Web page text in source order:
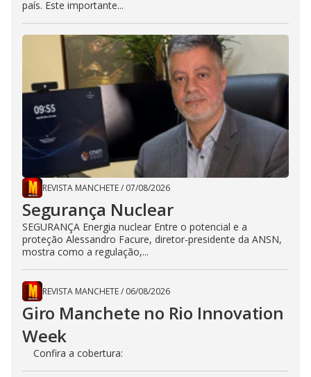
país. Este importante...
REVISTA MANCHETE/ 07/08/2026
Segurança Nuclear
SEGURANÇA Energia nuclear Entre o potencial e a
proteção Alessandro Facure, diretor-presidente da ANSN,
mostra como a regulação,...
REVISTA MANCHETE/ 06/08/2026
Giro Manchete no Rio Innovation
Week
Confira a cobertura: